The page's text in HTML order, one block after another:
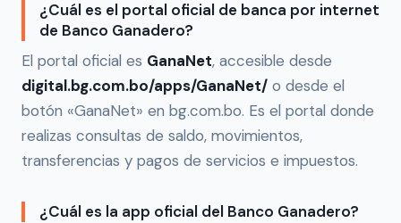
¿Cuál es el portal oficial de banca por internet
de Banco Ganadero?
El portal oficial es GanaNet, accesible desde
digital.bg.com.bo/apps/GanaNet/ o desde el
botón «GanaNet» en bg.com.bo. Es el portal donde
realizas consultas de saldo, movimientos,
transferencias y pagos de servicios e impuestos.
¿Cuál es la app oficial del Banco Ganadero?